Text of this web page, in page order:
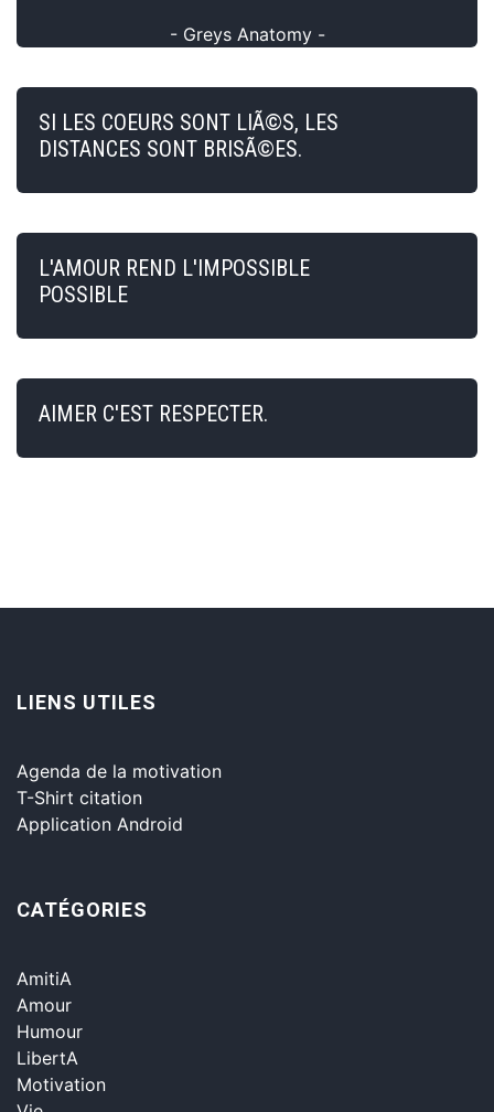
- Greys Anatomy -
SI LES COEURS SONT LIÃ©S, LES
DISTANCES SONT BRISÃ©ES.
L'AMOUR REND L'IMPOSSIBLE
POSSIBLE
AIMER C'EST RESPECTER.
LIENS UTILES
Agenda de la motivation
T-Shirt citation
Application Android
CATÉGORIES
AmitiA
Amour
Humour
LibertA
Motivation